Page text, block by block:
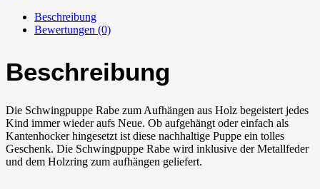
Beschreibung
Bewertungen (0)
Beschreibung
Die Schwingpuppe Rabe zum Aufhängen aus Holz begeistert jedes
Kind immer wieder aufs Neue. Ob aufgehängt oder einfach als
Kantenhocker hingesetzt ist diese nachhaltige Puppe ein tolles
Geschenk. Die Schwingpuppe Rabe wird inklusive der Metallfeder
und dem Holzring zum aufhängen geliefert.